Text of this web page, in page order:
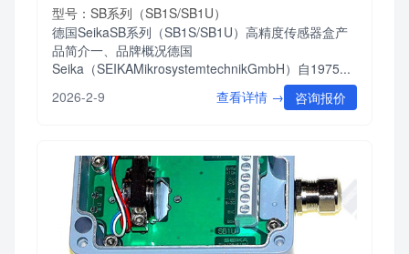
型号：SB系列（SB1S/SB1U）
德国SeikaSB系列（SB1S/SB1U）高精度传感器盒产
品简介一、品牌概况德国
Seika（SEIKAMikrosystemtechnikGmbH）自1975...
2026-2-9
查看详情 → 咨询报价